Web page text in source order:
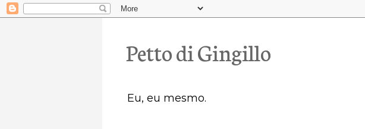
Petto di Gingillo
Eu, eu mesmo.